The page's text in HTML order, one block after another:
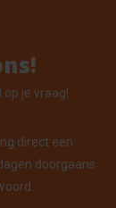
je vraag!
direct een
doorgaans